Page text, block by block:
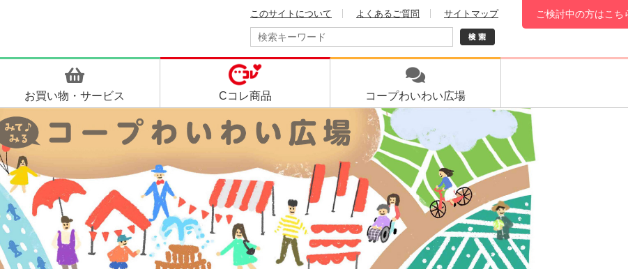
このサイトについて よくあるご質問 サイトマップ ご検討中の方はこち
お買い物・ サービス Cコレ商品 コープわいわい広場